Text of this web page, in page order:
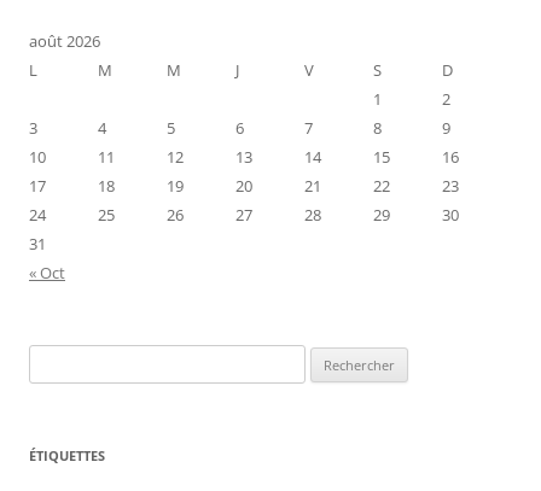
août 2026
L
M M J V S
D
1
2
3
4 5 6 7 8
9
10
11 12 13 14 15
16
17
18 19 20 21 22
23
24
25 26 27 28 29
30
31
« Oct
ÉTIQUETTES